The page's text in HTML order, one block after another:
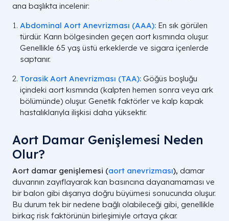
ana başlıkta incelenir:
Abdominal Aort Anevrizması (AAA): En sık görülen
türdür. Karın bölgesinden geçen aort kısmında oluşur.
Genellikle 65 yaş üstü erkeklerde ve sigara içenlerde
saptanır.
Torasik Aort Anevrizması (TAA): Göğüs boşluğu
içindeki aort kısmında (kalpten hemen sonra veya ark
bölümünde) oluşur. Genetik faktörler ve kalp kapak
hastalıklarıyla ilişkisi daha yüksektir.
Aort Damar Genişlemesi Neden
Olur?
Aort damar genişlemesi (aort anevrizması), damar
duvarının zayıflayarak kan basıncına dayanamaması ve
bir balon gibi dışarıya doğru büyümesi sonucunda oluşur.
Bu durum tek bir nedene bağlı olabileceği gibi, genellikle
birkaç risk faktörünün birleşimiyle ortaya çıkar.